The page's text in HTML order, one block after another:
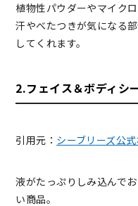
植物性パウダーやマイク
汗やべたつきが気になる
してくれます。
2.フェイス＆ボディシ
引用元： シーブリーズ公
液がたっぷりしみ込んで
い商品。